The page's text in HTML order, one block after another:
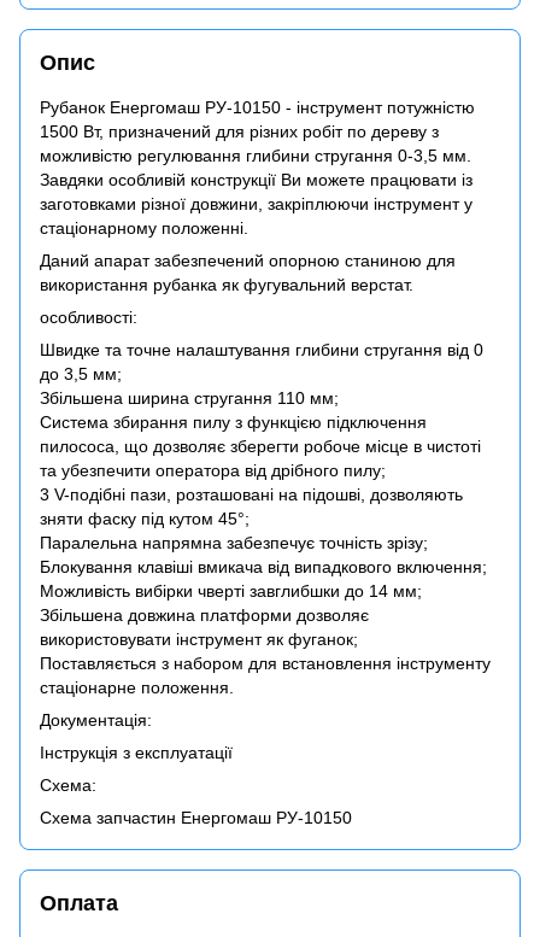
Опис
Рубанок Енергомаш РУ-10150 - інструмент потужністю
1500 Вт, призначений для різних робіт по дереву з
можливістю регулювання глибини стругання 0-3,5 мм.
Завдяки особливій конструкції Ви можете працювати із
заготовками різної довжини, закріплюючи інструмент у
стаціонарному положенні.
Даний апарат забезпечений опорною станиною для
використання рубанка як фугувальний верстат.
особливості:
Швидке та точне налаштування глибини стругання від 0
до 3,5 мм;
Збільшена ширина стругання 110 мм;
Система збирання пилу з функцією підключення
пилососа, що дозволяє зберегти робоче місце в чистоті
та убезпечити оператора від дрібного пилу;
3 V-подібні пази, розташовані на підошві, дозволяють
зняти фаску під кутом 45°;
Паралельна напрямна забезпечує точність зрізу;
Блокування клавіші вмикача від випадкового включення;
Можливість вибірки чверті завглибшки до 14 мм;
Збільшена довжина платформи дозволяє
використовувати інструмент як фуганок;
Поставляється з набором для встановлення інструменту
стаціонарне положення.
Документація:
Інструкція з експлуатації
Схема:
Схема запчастин Енергомаш РУ-10150
Оплата